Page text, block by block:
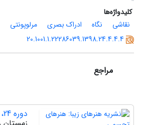
کلیدواژه‌ها
نقاشی
نگاه ادراک بصری مرلوپونتی
20.1001.1.22286039.1398.24.4.4.4
مراجع
دوره 24، شماره 4